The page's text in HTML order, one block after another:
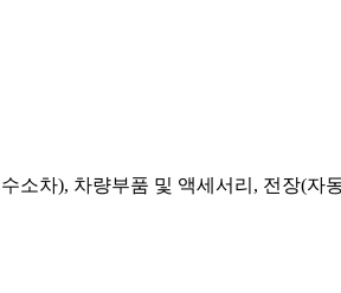
소차), 차량부품 및 액세서리, 전장(